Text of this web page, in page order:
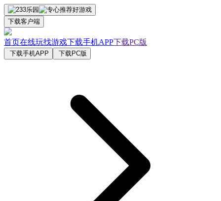
下载客户端
首页在线玩找游戏下载手机APP下载PC版
下载手机APP 下载PC版